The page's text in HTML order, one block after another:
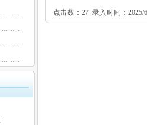
点击数：27 录入时间：2025/